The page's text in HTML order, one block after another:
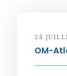
28
OM-